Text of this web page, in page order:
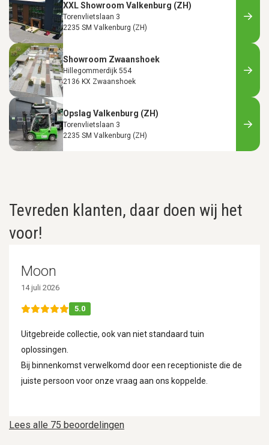
XXL Showroom Valkenburg (ZH)
Torenvlietslaan 3
2235 SM Valkenburg (ZH)
Showroom Zwaanshoek
Hillegommerdijk 554
2136 KX Zwaanshoek
Opslag Valkenburg (ZH)
Torenvlietslaan 3
2235 SM Valkenburg (ZH)
Tevreden klanten, daar doen wij het
voor!
Lees alle 75 beoordelingen
Moon
14 juli 2026
5.0
Uitgebreide collectie, ook van niet standaard tuin
oplossingen.
Bij binnenkomst verwelkomd door een receptioniste die de
juiste persoon voor onze vraag aan ons koppelde.